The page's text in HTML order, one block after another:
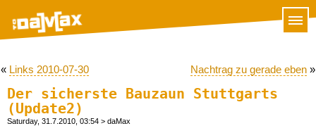
« Links 2010-07-30 Nachtrag zu gerade eben »
Der sicherste Bauzaun Stuttgarts
(Update2)
Saturday, 31.7.2010, 03:54 > daMax